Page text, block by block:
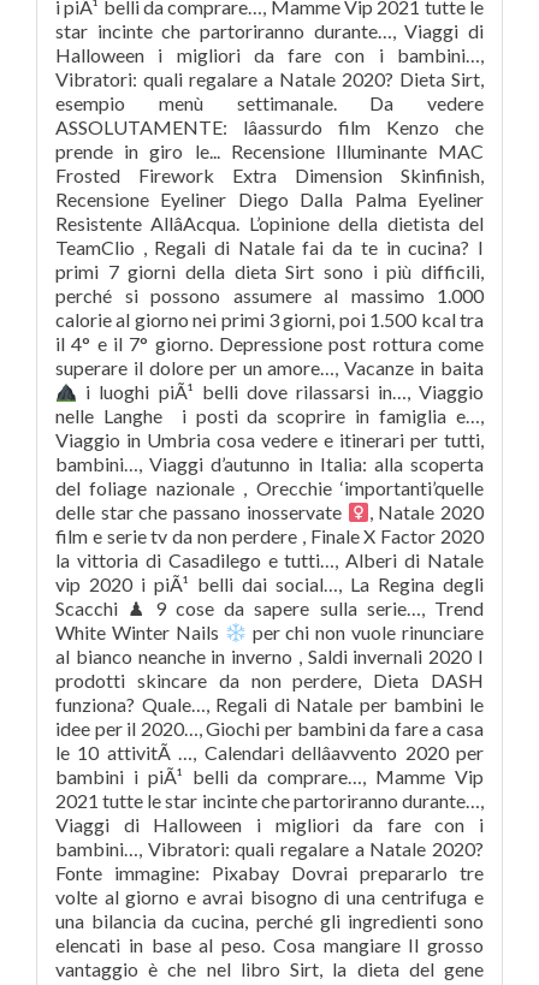
i piÃ¹ belli da comprare…, Mamme Vip 2021 tutte le
star incinte che partoriranno durante…, Viaggi di
Halloween i migliori da fare con i bambini…,
Vibratori: quali regalare a Natale 2020? Dieta Sirt,
esempio menù settimanale. Da vedere
ASSOLUTAMENTE: lâassurdo film Kenzo che
prende in giro le... Recensione Illuminante MAC
Frosted Firework Extra Dimension Skinfinish,
Recensione Eyeliner Diego Dalla Palma Eyeliner
Resistente AllâAcqua. L’opinione della dietista del
TeamClio , Regali di Natale fai da te in cucina? I
primi 7 giorni della dieta Sirt sono i più difficili,
perché si possono assumere al massimo 1.000
calorie al giorno nei primi 3 giorni, poi 1.500 kcal tra
il 4° e il 7° giorno. Depressione post rottura come
superare il dolore per un amore…, Vacanze in baita
i luoghi piÃ¹ belli dove rilassarsi in…, Viaggio
nelle Langhe
i posti da scoprire in famiglia e…,
Viaggio in Umbria cosa vedere e itinerari per tutti,
bambini…, Viaggi d’autunno in Italia: alla scoperta
del foliage nazionale , Orecchie ‘importanti’quelle
delle star che passano inosservate ‍
, Natale 2020
film e serie tv da non perdere , Finale X Factor 2020
la vittoria di Casadilego e tutti…, Alberi di Natale
vip 2020 i piÃ¹ belli dai social…, La Regina degli
Scacchi ♟ 9 cose da sapere sulla serie…, Trend
White Winter Nails
per chi non vuole rinunciare
al bianco neanche in inverno , Saldi invernali 2020 I
prodotti skincare da non perdere, Dieta DASH
funziona? Quale…, Regali di Natale per bambini le
idee per il 2020…, Giochi per bambini da fare a casa
le 10 attivitÃ …, Calendari dellâavvento 2020 per
bambini i piÃ¹ belli da comprare…, Mamme Vip
2021 tutte le star incinte che partoriranno durante…,
Viaggi di Halloween i migliori da fare con i
bambini…, Vibratori: quali regalare a Natale 2020?
Fonte immagine: Pixabay Dovrai prepararlo tre
volte al giorno e avrai bisogno di una centrifuga e
una bilancia da cucina, perché gli ingredienti sono
elencati in base al peso. Cosa mangiare Il grosso
vantaggio è che nel libro Sirt, la dieta del gene